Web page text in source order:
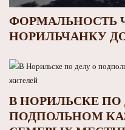
ФОРМАЛЬНОСТЬ
НОРИЛЬЧАНКУ
В НОРИЛЬСКЕ ПО
ПОДПОЛЬНОМ